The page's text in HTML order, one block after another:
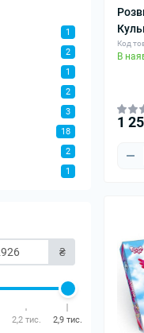
1
2
1
2
3
18
2
1
₴
2,2 тис. 2,9 тис.
Код
В
1